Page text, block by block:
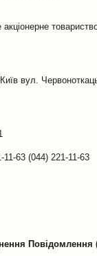
акціонерне
вул.
11-63 (044) 221-11-63